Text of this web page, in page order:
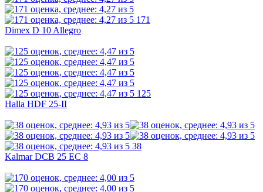
171
Dimex D 10 Allegro
125
Halla HDF 25-II
38
Kalmar DCB 25 EC 8